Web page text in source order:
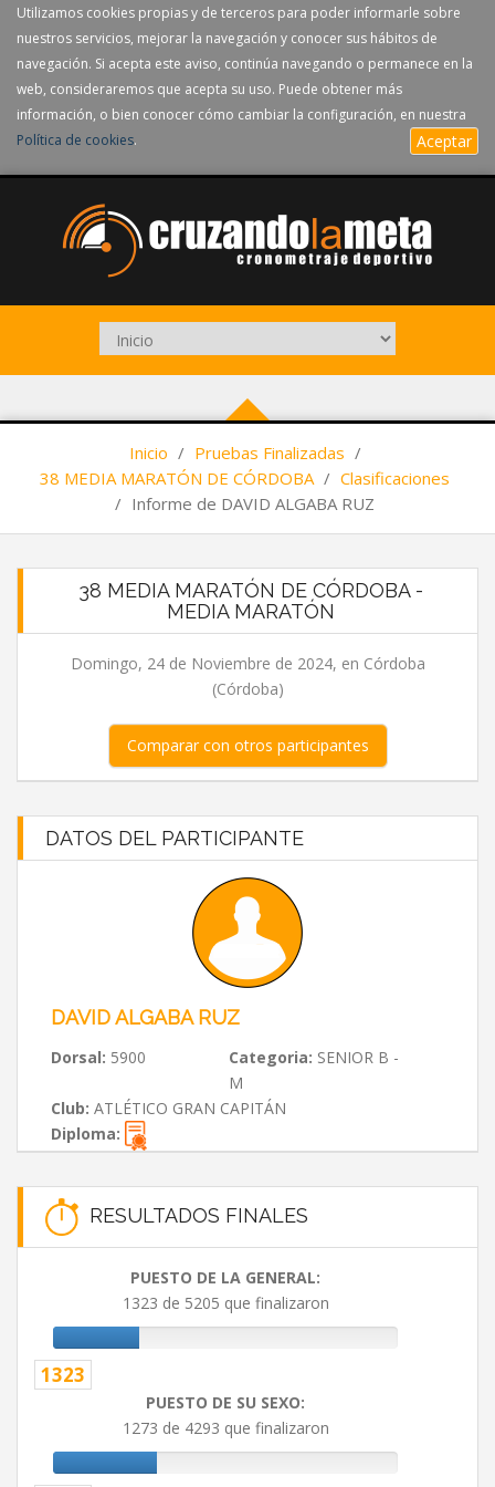
Utilizamos cookies propias y de terceros para poder informarle sobre
nuestros servicios, mejorar la navegación y conocer sus hábitos de
navegación. Si acepta este aviso, continúa navegando o permanece en la
web, consideraremos que acepta su uso. Puede obtener más
información, o bien conocer cómo cambiar la configuración, en nuestra
Política de cookies. Aceptar
Inicio / Pruebas Finalizadas /
38 MEDIA MARATÓN DE CÓRDOBA / Clasificaciones
/ Informe de DAVID ALGABA RUZ
38 MEDIA MARATÓN DE CÓRDOBA -
MEDIA MARATÓN
Domingo, 24 de Noviembre de 2024, en Córdoba
(Córdoba)
Comparar con otros participantes
DATOS DEL PARTICIPANTE
DAVID ALGABA RUZ
Dorsal: 5900 Categoria: SENIOR B -
M
Club: ATLÉTICO GRAN CAPITÁN
Diploma:
RESULTADOS FINALES
PUESTO DE LA GENERAL:
1323 de 5205 que finalizaron
1323
PUESTO DE SU SEXO:
1273 de 4293 que finalizaron